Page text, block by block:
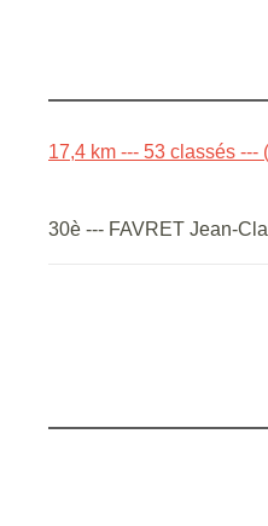
17,4 km --- 53 classés ---
30è --- FAVRET Jean-